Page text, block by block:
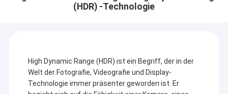
(HDR) -Technologie
High Dynamic Range (HDR) ist ein Begriff, der in der
Welt der Fotografie, Videografie und Display-
Technologie immer präsenter geworden ist. Er